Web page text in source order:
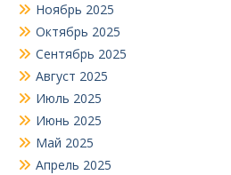
Ноябрь 2025
Октябрь 2025
Сентябрь 2025
Август 2025
Июль 2025
Июнь 2025
Май 2025
Апрель 2025